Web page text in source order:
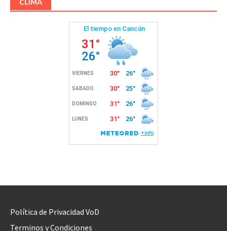
CLIMA
Política de Privacidad VoD
Terminos y Condiciones